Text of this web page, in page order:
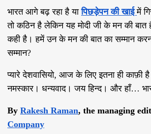
भारत आगे बढ़ रहा है यापिछड़ेपन की खाईमें
तो कठिन है लेकिन यह मोदी जी के मन की बात
कही है। हमें उन के मन की बात का सम्मान
सम्मान?
प्यारे देशवासियो, आज के लिए इतना ही काफ़ी
नमस्कार। धन्यवाद। जय हिन्द। और हाँ…
By Rakesh Raman, the managing
Company